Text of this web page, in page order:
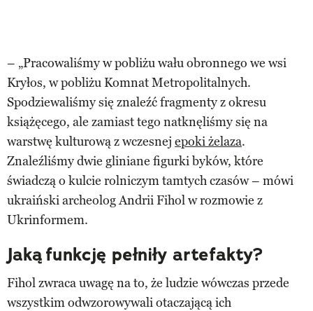
– „Pracowaliśmy w pobliżu wału obronnego we wsi
Kryłos, w pobliżu Komnat Metropolitalnych.
Spodziewaliśmy się znaleźć fragmenty z okresu
książęcego, ale zamiast tego natknęliśmy się na
warstwę kulturową z wczesnej epoki żelaza.
Znaleźliśmy dwie gliniane figurki byków, które
świadczą o kulcie rolniczym tamtych czasów – mówi
ukraiński archeolog Andrii Fihol w rozmowie z
Ukrinformem.
Jaką funkcję pełniły artefakty?
Fihol zwraca uwagę na to, że ludzie wówczas przede
wszystkim odwzorowywali otaczającą ich